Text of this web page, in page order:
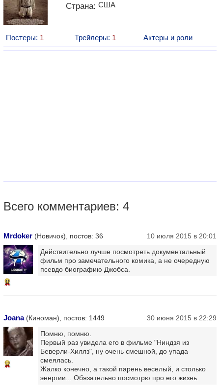
Страна: США
Постеры: 1 Трейлеры: 1 Актеры и роли
Всего комментариев: 4
Mrdoker (Новичок), постов: 36 10 июля 2015 в 20:01
11
Действительно лучше посмотреть документальный
фильм про замечательного комика, а не очередную
псевдо биографию Джобса.
Joana(Киноман), постов: 1449 30 июня 2015 в 22:29
12
Помню, помню.
Первый раз увидела его в фильме "Ниндзя из
Беверли-Хиллз", ну очень смешной, до упада
смеялась.
Жалко конечно, а такой парень веселый, и столько
энергии... Обязательно посмотрю про его жизнь.